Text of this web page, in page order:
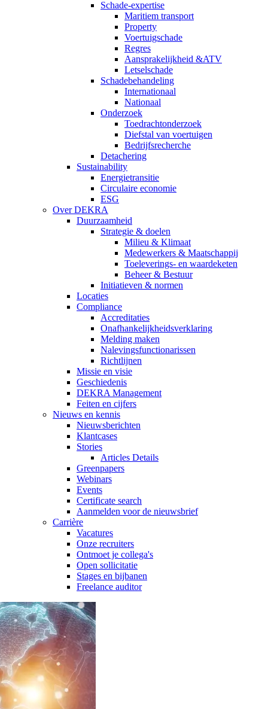
Schade-expertise
Maritiem transport
Property
Voertuigschade
Regres
Aansprakelijkheid &ATV
Letselschade
Schadebehandeling
Internationaal
Nationaal
Onderzoek
Toedrachtonderzoek
Diefstal van voertuigen
Bedrijfsrecherche
Detachering
Sustainability
Energietransitie
Circulaire economie
ESG
Over DEKRA
Duurzaamheid
Strategie & doelen
Milieu & Klimaat
Medewerkers & Maatschappij
Toeleverings- en waardeketen
Beheer & Bestuur
Initiatieven & normen
Locaties
Compliance
Accreditaties
Onafhankelijkheidsverklaring
Melding maken
Nalevingsfunctionarissen
Richtlijnen
Missie en visie
Geschiedenis
DEKRA Management
Feiten en cijfers
Nieuws en kennis
Nieuwsberichten
Klantcases
Stories
Articles Details
Greenpapers
Webinars
Events
Certificate search
Aanmelden voor de nieuwsbrief
Carrière
Vacatures
Onze recruiters
Ontmoet je collega's
Open sollicitatie
Stages en bijbanen
Freelance auditor